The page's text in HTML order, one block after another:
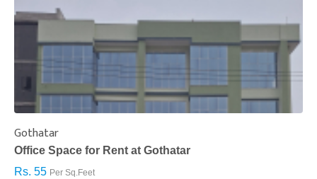
Gothatar
Office Space for Rent at Gothatar
Rs. 55 Per Sq.Feet